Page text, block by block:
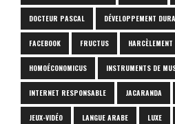
DOCTEUR PASCAL DÉVELOPPEMENT
FACEBOOK FRUCTUS HARCÈLEMENT
HOMOÉCONOMICUS INSTRUMENTS DE
INTERNET RESPONSABLE JACARANDA
JEUX-VIDÉO LANGUE ARABE LUXE